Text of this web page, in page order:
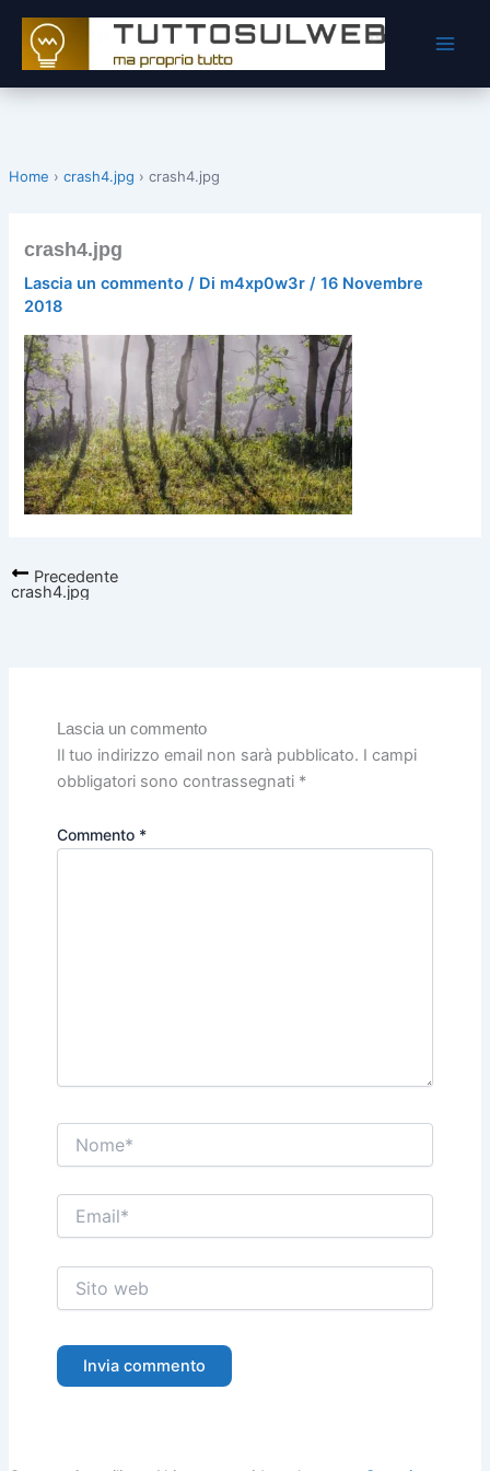
contenuto
Home › crash4.jpg › crash4.jpg
crash4.jpg
Lascia un commento / Di m4xp0w3r/16 Novembre
2018
Precedente
crash4.jpg
Lascia un commento
Il tuo indirizzo email non sarà pubblicato. I campi
obbligatori sono contrassegnati *
Commento *
Nome*
Email*
Sito
web